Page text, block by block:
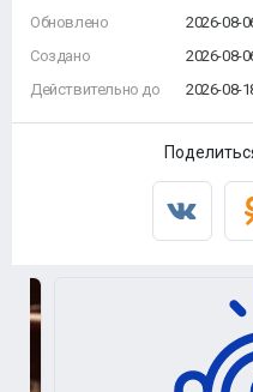
Обновлено
Создано
Действительно до
2026-08-
2026-08-
2026-08-